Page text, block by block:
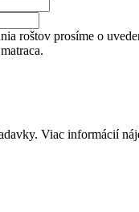
roštov prosíme o
Viac informácií